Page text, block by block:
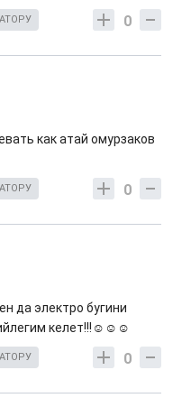
0
как атай омурзаков
0
да электро бугини
келет!!!☺☺☺
0